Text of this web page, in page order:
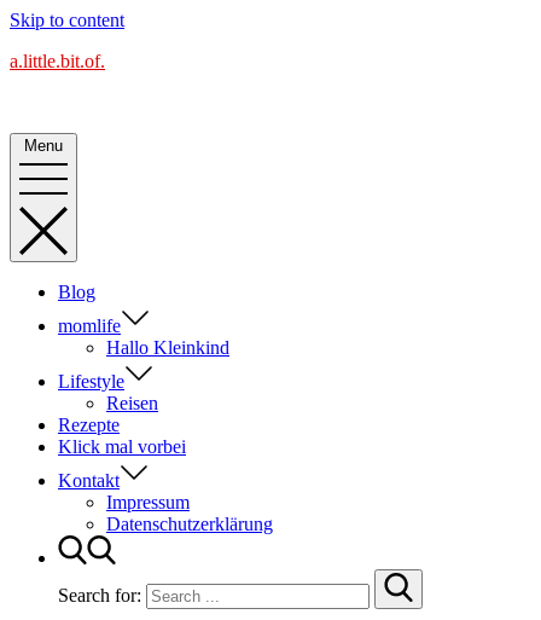
Skip to content
a.little.bit.of.
Menu
Blog
momlife
Hallo Kleinkind
Lifestyle
Reisen
Rezepte
Klick mal vorbei
Kontakt
Impressum
Datenschutzerklärung
Search for: